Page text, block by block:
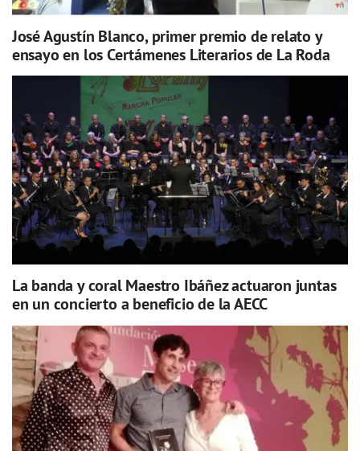
José Agustín Blanco, primer premio de relato y
ensayo en los Certámenes Literarios de La Roda
La banda y coral Maestro Ibáñez actuaron juntas
en un concierto a beneficio de la AECC